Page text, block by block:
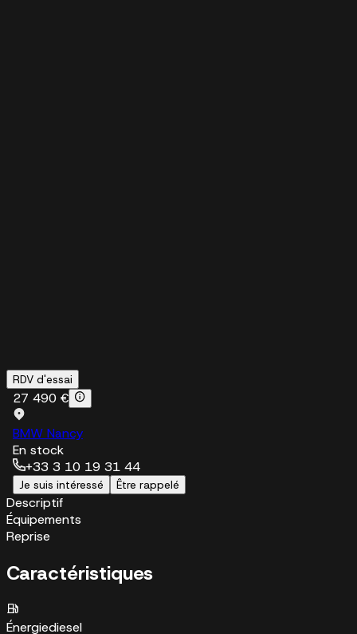
RDV d'essai
27 490 €
BMW Nancy
En stock
+33 3 10 19 31 44
Je suis intéressé Être rappelé
Descriptif
Équipements
Reprise
Caractéristiques
Énergiediesel